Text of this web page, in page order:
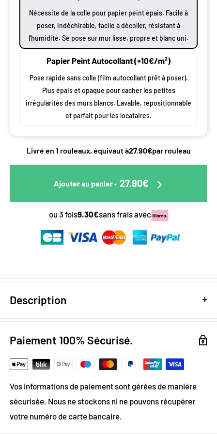
Nécessite de la colle pour papier peint épais. Facile à
poser, indéchirable, facile à décoller, résistant à
l'humidité. Se pose sur mur lisse, propre et blanc uni.
Papier Peint Autocollant (+10€/m²)
Pose rapide sans colle (film autocollant prêt à poser).
Plus épais et opaque pour cacher les petites
irrégularités des murs blancs. Lavable, repositionnable
et parfait pour les locataires.
Livré en 1 rouleaux, équivaut à27.90€par rouleau
Ajouter au panier• 27.90€
ou 3 fois9.30€sans frais avec
Description
Design digital: colorimétrie optimale / effet trompe l’oeil
Papier Peint Intissé : pose facile & durable
Vinyle & Canvas anti-allergène
Personnalisez votre salonavec
ce joli papier peint aux motifs
Paiement 100% Sécurisé.
Vos informations de paiement sont gérées de manière
sécurisée. Nous ne stockons ni ne pouvons récupérer
votre numéro de carte bancaire.